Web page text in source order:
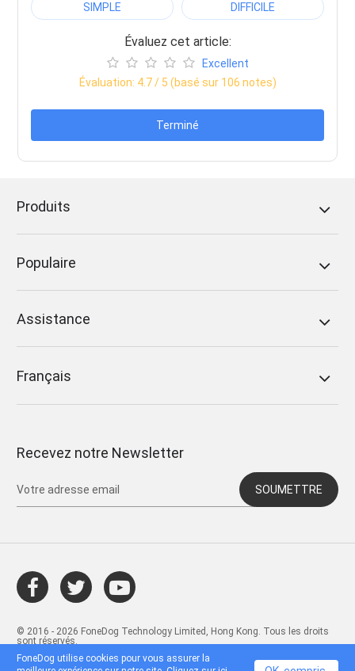
SIMPLE DIFFICILE
Évaluez cet article:
Excellent
Évaluation: 4.7/ 5 (basé sur 106 notes)
Terminé
Produits
Populaire
Assistance
Français
Recevez notre Newsletter
SOUMETTRE
© 2016 - 2026 FoneDog Technology Limited, Hong Kong. Tous les droits
sont réservés.
FoneDog utilise cookies pour vous assurer la